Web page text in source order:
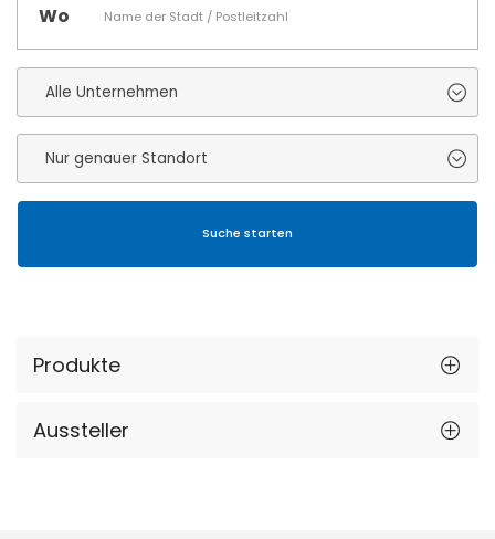
Wo
Produkte
Aussteller